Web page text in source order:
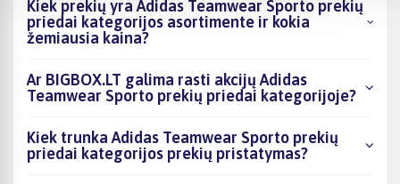
Kiek prekių yra Adidas Teamwear Sporto prekių
priedai kategorijos asortimente ir kokia
žemiausia kaina?
Ar BIGBOX.LT galima rasti akcijų Adidas
Teamwear Sporto prekių priedai kategorijoje?
Kiek trunka Adidas Teamwear Sporto prekių
priedai kategorijos prekių pristatymas?